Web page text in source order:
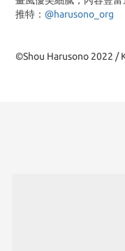
推特： @harusono_org
©Shou Harusono 2022 /